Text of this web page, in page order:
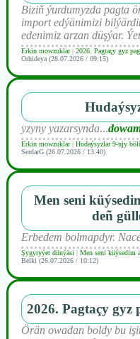
Biziň ýurdumyzda pagta
import edýänimizi
edenimiz arzan düşýar.
Erkin mowzuklar| 2026. Pagtaçy gyz
Orhideya (28.07.2026 / 09:15)
yzyny yazarsynda...
Erkin mowzuklar| Hudaýsyzlar 9-njy
SerdarG (26.07.2026 / 13:40)
Men seni
deñ
Erbedem bolmapdyr.
Şygyryýet dünýäsi | Men seni küýsedim
Belki (26.07.2026 / 10:12)
2026. Pagtaçy gyz
Örän owadan boldy bu